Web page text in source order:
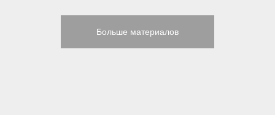
Больше материалов